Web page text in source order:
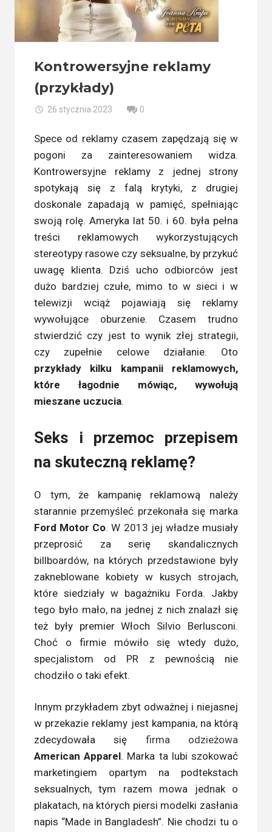
Kontrowersyjne reklamy
(przykłady)
26 stycznia 2023 0
Spece od reklamy czasem zapędzają się w
pogoni za zainteresowaniem widza.
Kontrowersyjne reklamy z jednej strony
spotykają się z falą krytyki, z drugiej
doskonale zapadają w pamięć, spełniając
swoją rolę. Ameryka lat 50. i 60. była pełna
treści reklamowych wykorzystujących
stereotypy rasowe czy seksualne, by przykuć
uwagę klienta. Dziś ucho odbiorców jest
dużo bardziej czułe, mimo to w sieci i w
telewizji wciąż pojawiają się reklamy
wywołujące oburzenie. Czasem trudno
stwierdzić czy jest to wynik złej strategii,
czy zupełnie celowe działanie. Oto
przykłady kilku kampanii reklamowych,
które łagodnie mówiąc, wywołują
mieszane uczucia.
Seks i przemoc przepisem
na skuteczną reklamę?
O tym, że kampanię reklamową należy
starannie przemyśleć przekonała się marka
Ford Motor Co. W 2013 jej władze musiały
przeprosić za serię skandalicznych
billboardów, na których przedstawione były
zakneblowane kobiety w kusych strojach,
które siedziały w bagażniku Forda. Jakby
tego było mało, na jednej z nich znalazł się
też były premier Włoch Silvio Berlusconi.
Choć o firmie mówiło się wtedy dużo,
specjalistom od PR z pewnością nie
chodziło o taki efekt.
Innym przykładem zbyt odważnej i niejasnej
w przekazie reklamy jest kampania, na którą
zdecydowała się firma odzieżowa
American Apparel. Marka ta lubi szokować
marketingiem opartym na podtekstach
seksualnych, tym razem mowa jednak o
plakatach, na których piersi modelki zasłania
napis “Made in Bangladesh”. Nie chodzi tu o